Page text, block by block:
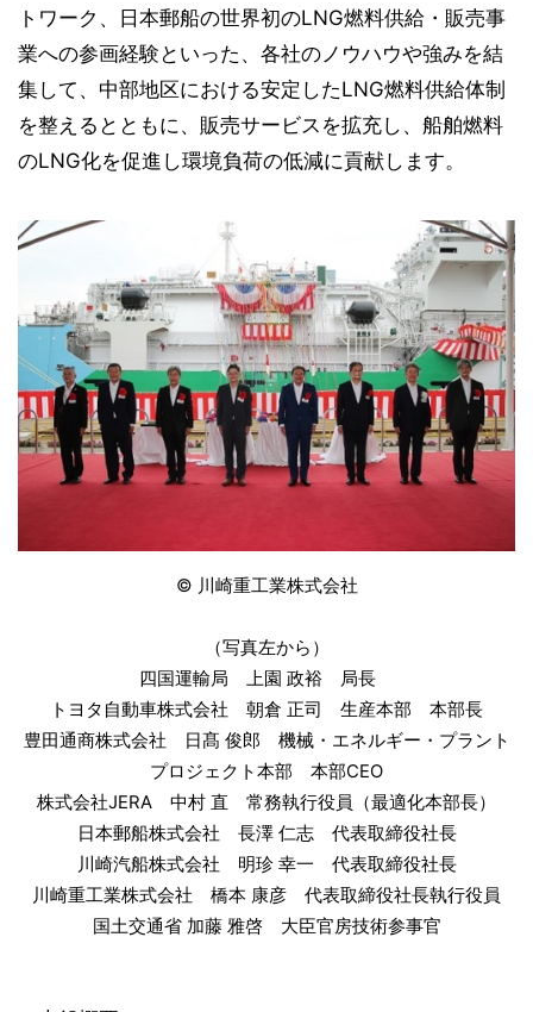
トワーク、日本郵船の世界初のLNG燃料供給・販売事
業への参画経験といった、各社のノウハウや強みを結
集して、中部地区における安定したLNG燃料供給体制
を整えるとともに、販売サービスを拡充し、船舶燃料
のLNG化を促進し環境負荷の低減に貢献します。
© 川崎重工業株式会社
（写真左から）
四国運輸局 上園 政裕 局長
トヨタ自動車株式会社 朝倉 正司 生産本部 本部長
豊田通商株式会社 日髙 俊郎 機械・エネルギー・プラント
プロジェクト本部 本部CEO
株式会社JERA 中村 直 常務執行役員（最適化本部長）
日本郵船株式会社 長澤 仁志 代表取締役社長
川崎汽船株式会社 明珍 幸一 代表取締役社長
川崎重工業株式会社 橋本 康彦 代表取締役社長執行役員
国土交通省 加藤 雅啓 大臣官房技術参事官